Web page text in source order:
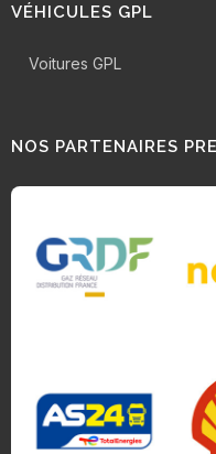
VÉHICULES GPL
Voitures GPL
NOS PARTENAIRES